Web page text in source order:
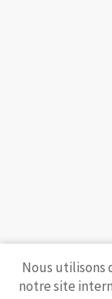
Nous utilisons
notre site